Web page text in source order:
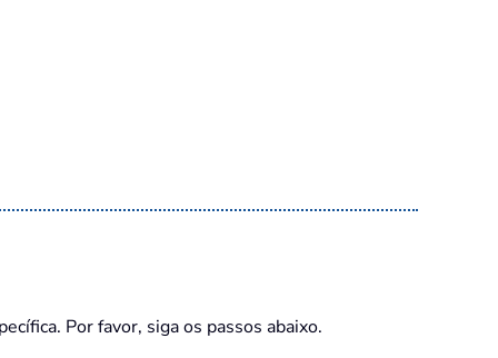
Por favor, siga os passos abaixo.